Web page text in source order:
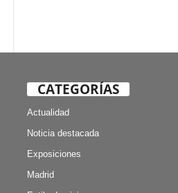
CATEGORÍAS
Actualidad
Noticia destacada
Exposiciones
Madrid